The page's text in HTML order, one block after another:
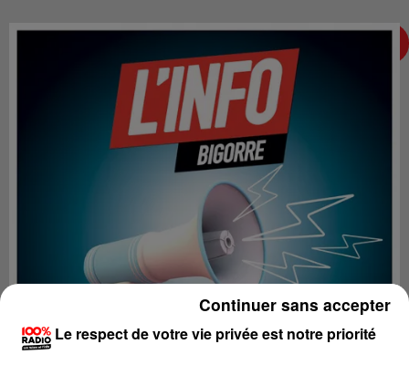
Le respect de votre vie privée est notre priorité
Continuer sans accepter